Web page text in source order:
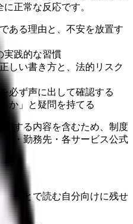
正常な反応です。
ある理由と、不安を放置す
実践的な習慣
しい書き方と、法的リスク
必ず声に出して確認する
か」と疑問を持てる
響する内容を含むため、制度
・勤務先・各サービス公式
い。
あとで読む自分向けに残せ